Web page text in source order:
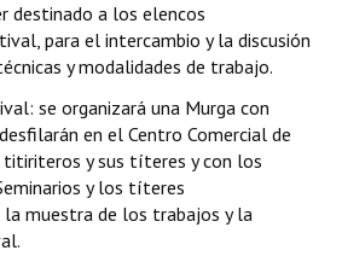
a los elencos
para el intercambio y la discusión
y modalidades de trabajo.
se organizará una Murga con
en el Centro Comercial de
y sus títeres y con los
y los títeres
la muestra de los trabajos y la